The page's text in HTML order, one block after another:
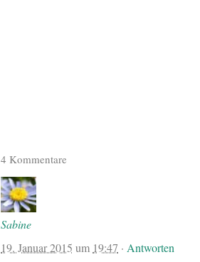
4 Kommentare
Sabine
19. Januar 2015 um 19:47 · Antworten